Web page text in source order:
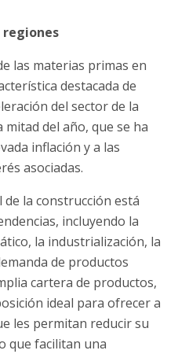
regiones
las materias primas en
destacada de
del sector de la
del año, que se ha
inflación y a las
asociadas.
la construcción está
incluyendo la
la industrialización, la
de productos
cartera de productos,
ideal para ofrecer a
les permitan reducir su
que facilitan una